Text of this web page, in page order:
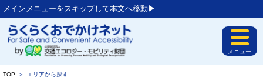
メインメニューをスキップして本文へ移動▶︎
メニュー
TOP ＞ エリアから探す